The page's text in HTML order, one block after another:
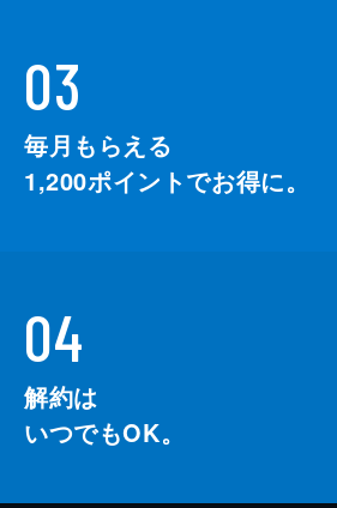
03
毎月もらえる
1,200ポイントでお得に。
04
解約は
いつでもOK。